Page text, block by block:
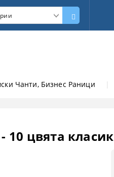
Чанти, Бизнес Раници
10 цвята класик